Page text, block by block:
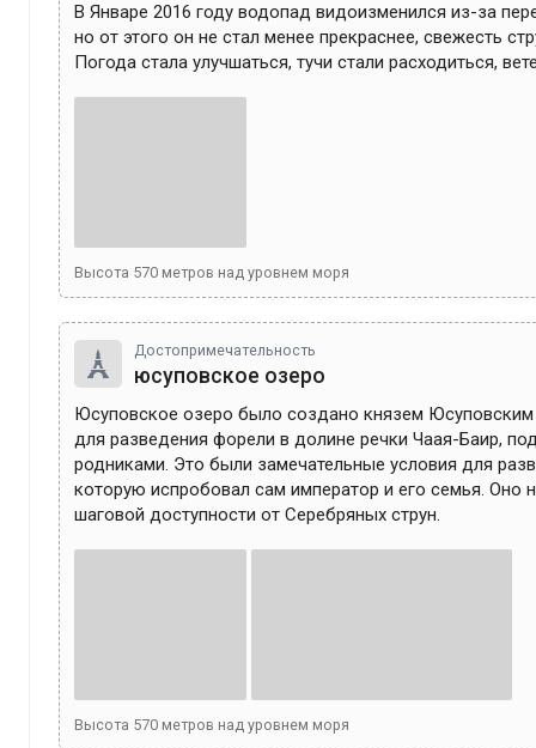
В Январе 2016 году водопад видоизменился из-за
но от этого он не стал менее прекраснее, свежесть
Погода стала улучшаться, тучи стали расходиться,
Высота 570 метров над уровнем моря
Достопримечательность
юсуповское озеро
Юсуповское озеро было создано князем Юсуповским
для разведения форели в долине речки Чаая-Баир,
родниками. Это были замечательные условия для
которую испробовал сам император и его семья. Оно
Высота 570 метров над уровнем моря